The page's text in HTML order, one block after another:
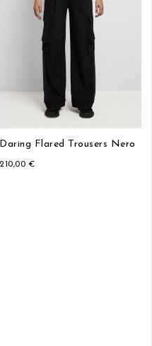
Daring Flared Trousers Nero
210,00 €